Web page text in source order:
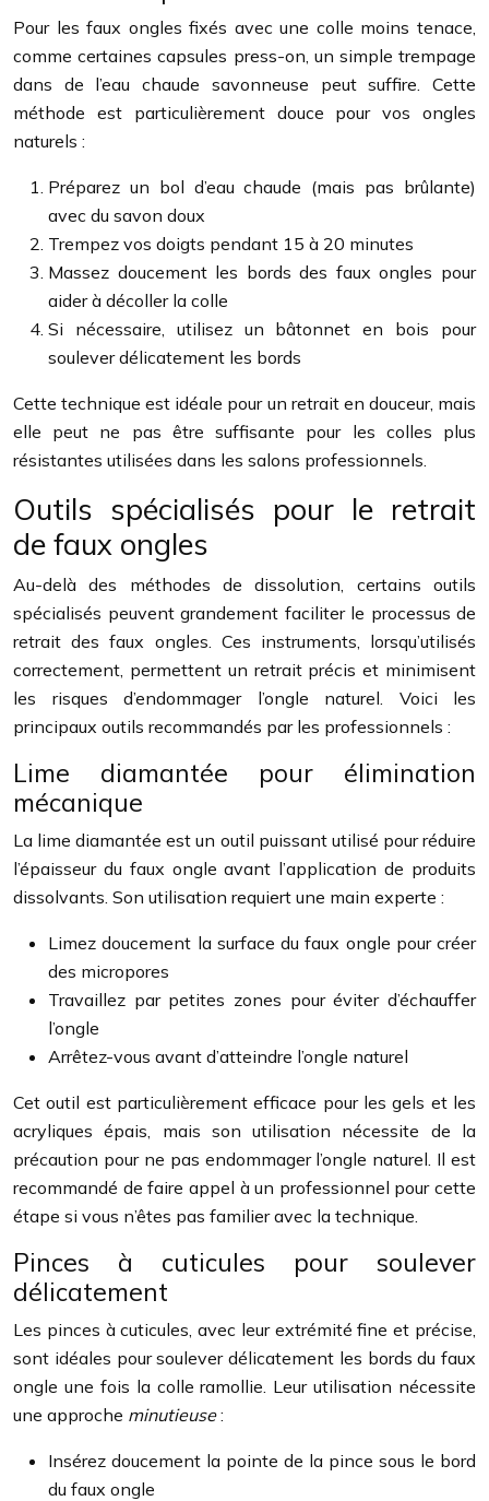
Pour les faux ongles fixés avec une colle moins tenace,
comme certaines capsules press-on, un simple trempage
dans de l’eau chaude savonneuse peut suffire. Cette
méthode est particulièrement douce pour vos ongles
naturels :
Préparez un bol d’eau chaude (mais pas brûlante)
avec du savon doux
Trempez vos doigts pendant 15 à 20 minutes
Massez doucement les bords des faux ongles pour
aider à décoller la colle
Si nécessaire, utilisez un bâtonnet en bois pour
soulever délicatement les bords
Cette technique est idéale pour un retrait en douceur, mais
elle peut ne pas être suffisante pour les colles plus
résistantes utilisées dans les salons professionnels.
Outils spécialisés pour le retrait
de faux ongles
Au-delà des méthodes de dissolution, certains outils
spécialisés peuvent grandement faciliter le processus de
retrait des faux ongles. Ces instruments, lorsqu’utilisés
correctement, permettent un retrait précis et minimisent
les risques d’endommager l’ongle naturel. Voici les
principaux outils recommandés par les professionnels :
Lime diamantée pour élimination
mécanique
La lime diamantée est un outil puissant utilisé pour réduire
l’épaisseur du faux ongle avant l’application de produits
dissolvants. Son utilisation requiert une main experte :
Limez doucement la surface du faux ongle pour créer
des micropores
Travaillez par petites zones pour éviter d’échauffer
l’ongle
Arrêtez-vous avant d’atteindre l’ongle naturel
Cet outil est particulièrement efficace pour les gels et les
acryliques épais, mais son utilisation nécessite de la
précaution pour ne pas endommager l’ongle naturel. Il est
recommandé de faire appel à un professionnel pour cette
étape si vous n’êtes pas familier avec la technique.
Pinces à cuticules pour soulever
délicatement
Les pinces à cuticules, avec leur extrémité fine et précise,
sont idéales pour soulever délicatement les bords du faux
ongle une fois la colle ramollie. Leur utilisation nécessite
une approche minutieuse:
Insérez doucement la pointe de la pince sous le bord
du faux ongle